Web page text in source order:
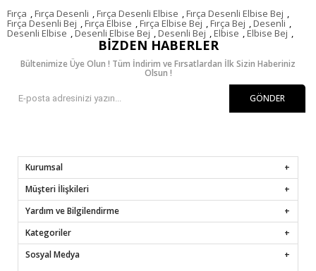
Fırça
Fırça Desenli Fırça Desenli Elbise Fırça Desenli Elbise Bej
Fırça Desenli Bej Fırça Elbise Fırça Elbise Bej Fırça Bej Desenli
Desenli Elbise Desenli Elbise Bej Desenli Bej Elbise ,Elbise Bej
BIZDEN HABERLER
Bültenimize Üye Olun ! Tüm İndirim ve Fırsatlardan İlk Sizin Haberiniz
Olsun !
GÖNDER
Kurumsal
Müşteri İlişkileri
Yardım ve Bilgilendirme
Kategoriler
Sosyal Medya